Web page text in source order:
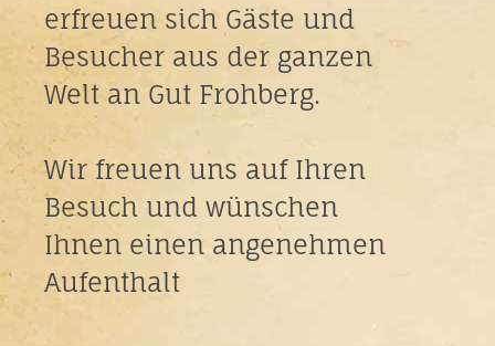
erfreuen sich Gäste und
Besucher aus der ganzen
Welt an Gut Frohberg.
Wir freuen uns auf Ihren
Besuch und wünschen
Ihnen einen angenehmen
Aufenthalt